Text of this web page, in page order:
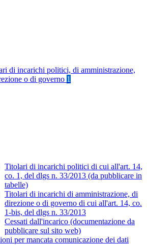
di incarichi politici, di amministrazione,
o di governo 1
Titolari di incarichi politici di cui all'art. 14,
co. 1, del dlgs n. 33/2013 (da pubblicare in
tabelle)
Titolari di incarichi di amministrazione, di
direzione o di governo di cui all'art. 14, co.
1-bis, del dlgs n. 33/2013
Cessati dall'incarico (documentazione da
pubblicare sul sito web)
per mancata comunicazione dei dati